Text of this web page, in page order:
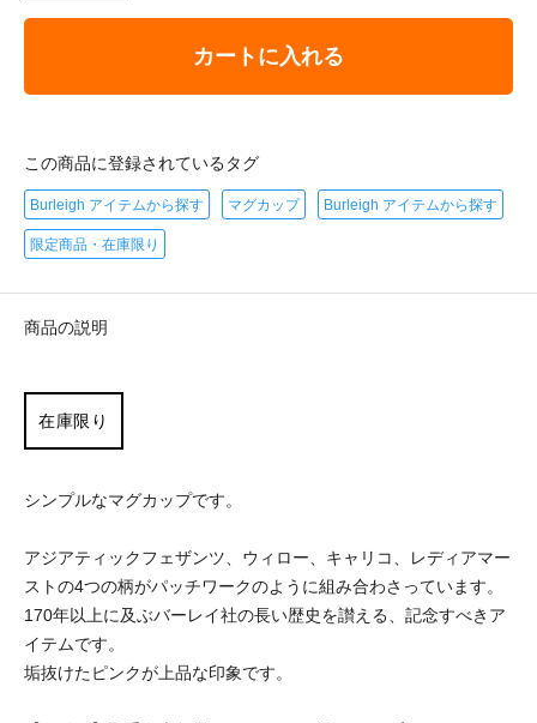
カートに入れる
この商品に登録されているタグ
Burleigh アイテムから探す マグカップ Burleigh アイテムから探す
限定商品・在庫限り
商品の説明
在庫限り
シンプルなマグカップです。
アジアティックフェザンツ、ウィロー、キャリコ、レディアマー
ストの4つの柄がパッチワークのように組み合わさっています。
170年以上に及ぶバーレイ社の長い歴史を讃える、記念すべきア
イテムです。
垢抜けたピンクが上品な印象です。